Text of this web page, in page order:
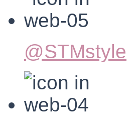
@STMstyle